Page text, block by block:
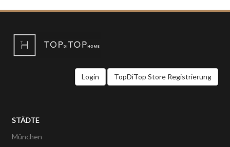
Login TopDiTop Store Registrierung
STÄDTE
München